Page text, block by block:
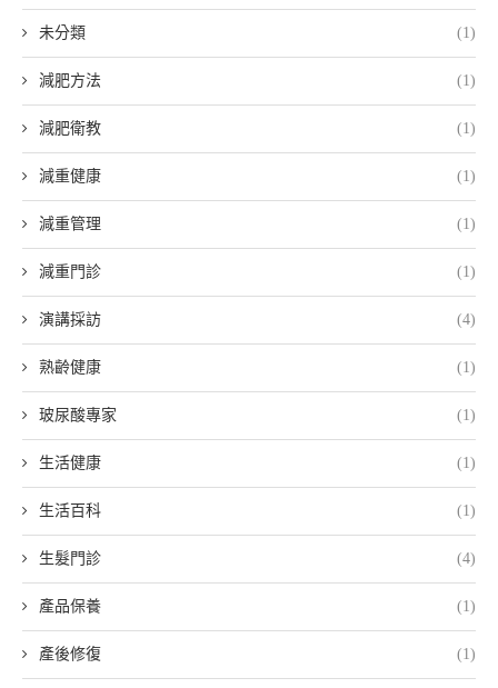
未分類 (1)
減肥方法 (1)
減肥衛教 (1)
減重健康 (1)
減重管理 (1)
減重門診 (1)
演講採訪 (4)
熟齡健康 (1)
玻尿酸專家 (1)
生活健康 (1)
生活百科 (1)
生髮門診 (4)
產品保養 (1)
產後修復 (1)